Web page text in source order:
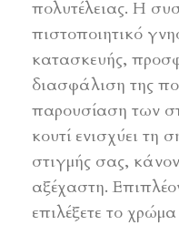
πολυτέλειας. Η
πιστοποιητικό
κατασκευής,
διασφάλιση της
παρουσίαση των
κουτί ενισχύει τη
στιγμής σας,
αξέχαστη.
επιλέξετε το